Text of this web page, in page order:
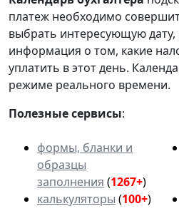
платеж необходимо
выбрать интересующую дату,
информация о том, какие
уплатить в этот день.
режиме реального времени.
Полезные сервисы:
формы, бланки и
образцы
заполнения (1267+)
калькуляторы (100+)